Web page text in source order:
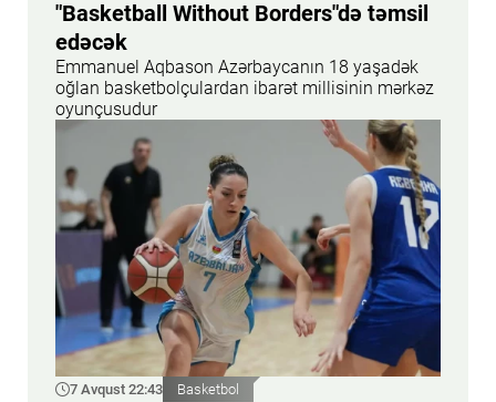
"Basketball Without Borders"də təmsil
edəcək
Emmanuel Aqbason Azərbaycanın 18 yaşadək
oğlan basketbolçulardan ibarət millisinin mərkəz
oyunçusudur
7 Avqust 22:43 Basketbol